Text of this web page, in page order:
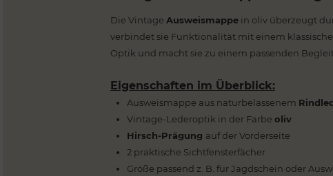
Die Vintage Ausweismappe in oliv überzeugt
verbindet sie Funktionalität mit einem
Optik und macht sie zu einem passenden
Eigenschaften im Überblick:
Ausweismappe aus naturbelassenem
Vintage-Lederoptik in der Farbe oliv
Hirsch-Prägung auf der Vorderseite
2 praktische Sichtfensterfächer
Größe passend z. B. für Jagdschein oder